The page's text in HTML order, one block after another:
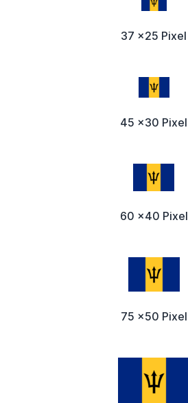
37 x25 Pixel
45 x30 Pixel
60 x40 Pixel
75 x50 Pixel